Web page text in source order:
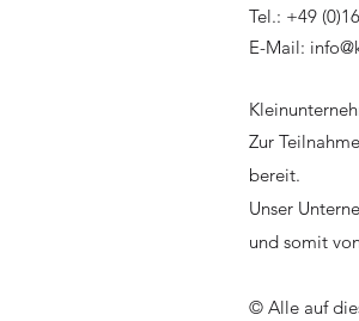
Tel.: +49
E-Mail:
Zur
bereit.
Unser
und somit
© Alle auf